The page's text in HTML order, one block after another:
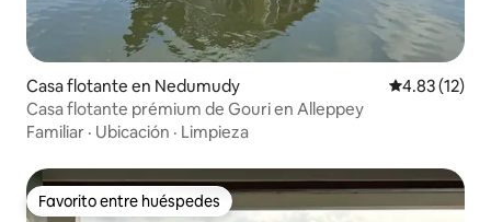
Casa flotante en Nedumudy Calificación
4.83 (12)
Casa flotante prémium de Gouri en Alleppey
Familiar · Ubicación · Limpieza
Favorito entre huéspedes
Favorito entre huéspedes